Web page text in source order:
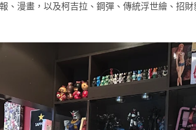
、漫畫，以及柯吉拉、鋼彈、傳統浮世繪、招